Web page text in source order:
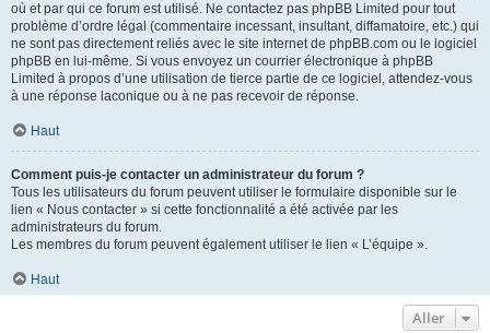
où et par qui ce forum est utilisé. Ne contactez pas phpBB Limited pour tout
problème d’ordre légal (commentaire incessant, insultant, diffamatoire, etc.) qui
ne sont pas directement reliés avec le site internet de phpBB.com ou le logiciel
phpBB en lui-même. Si vous envoyez un courrier électronique à phpBB
Limited à propos d’une utilisation de tierce partie de ce logiciel, attendez-vous
à une réponse laconique ou à ne pas recevoir de réponse.
Haut
Comment puis-je contacter un administrateur du forum ?
Tous les utilisateurs du forum peuvent utiliser le formulaire disponible sur le
lien « Nous contacter » si cette fonctionnalité a été activée par les
administrateurs du forum.
Les membres du forum peuvent également utiliser le lien « L’équipe ».
Haut
Aller